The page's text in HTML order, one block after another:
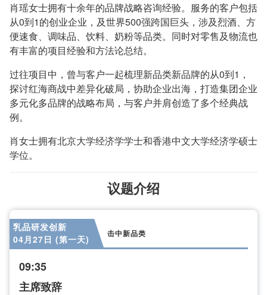
肖瑶女士拥有十余年的品牌战略咨询经验。服务的客户包括
从0到1的创业企业，及世界500强跨国巨头，涉及烈酒、方
便速食、调味品、饮料、奶粉等品类。同时对零售及物流也
有丰富的项目经验和方法论总结。
过往项目中，曾与客户一起梳理新品类新品牌的从0到1，
探讨红海商战中差异化破局，协助企业出海，打造集团企业
多元化多品牌的战略布局，与客户并肩创造了多个经典战
例。
肖女士拥有北京大学经济学学士和香港中文大学经济学硕士
学位。
议题介绍
乳品研发创新
04月27日 (第一天)
击中新品类
09:35
主席致辞